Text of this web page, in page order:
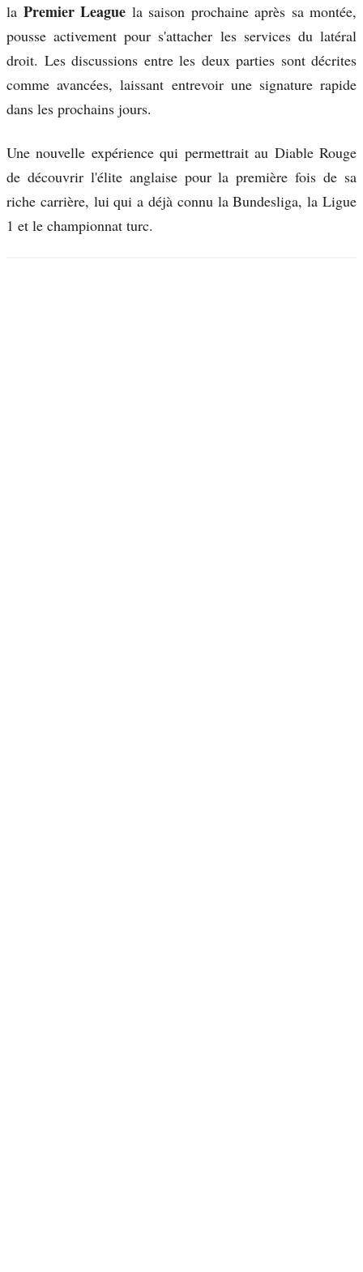
la Premier League la saison prochaine après sa montée,
pousse activement pour s'attacher les services du latéral
droit. Les discussions entre les deux parties sont décrites
comme avancées, laissant entrevoir une signature rapide
dans les prochains jours.
Une nouvelle expérience qui permettrait au Diable Rouge
de découvrir l'élite anglaise pour la première fois de sa
riche carrière, lui qui a déjà connu la Bundesliga, la Ligue
1 et le championnat turc.